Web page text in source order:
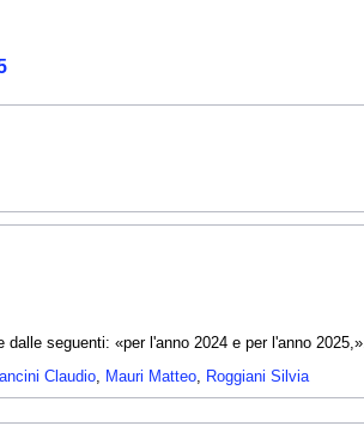
seguenti: «per l'anno 2024 e per l'anno 2025,».
Claudio, Mauri Matteo, Roggiani Silvia